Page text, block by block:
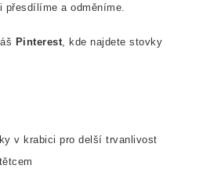
přesdílíme a odměníme.
Pinterest, kde najdete stovky
v krabici pro delší trvanlivost